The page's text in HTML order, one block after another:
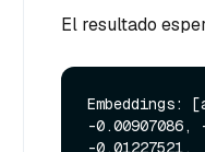
El resultado
Embeddings:
-
-0.01227521,